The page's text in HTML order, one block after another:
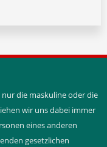
die maskuline oder die
wir uns dabei immer
eines anderen
gesetzlichen